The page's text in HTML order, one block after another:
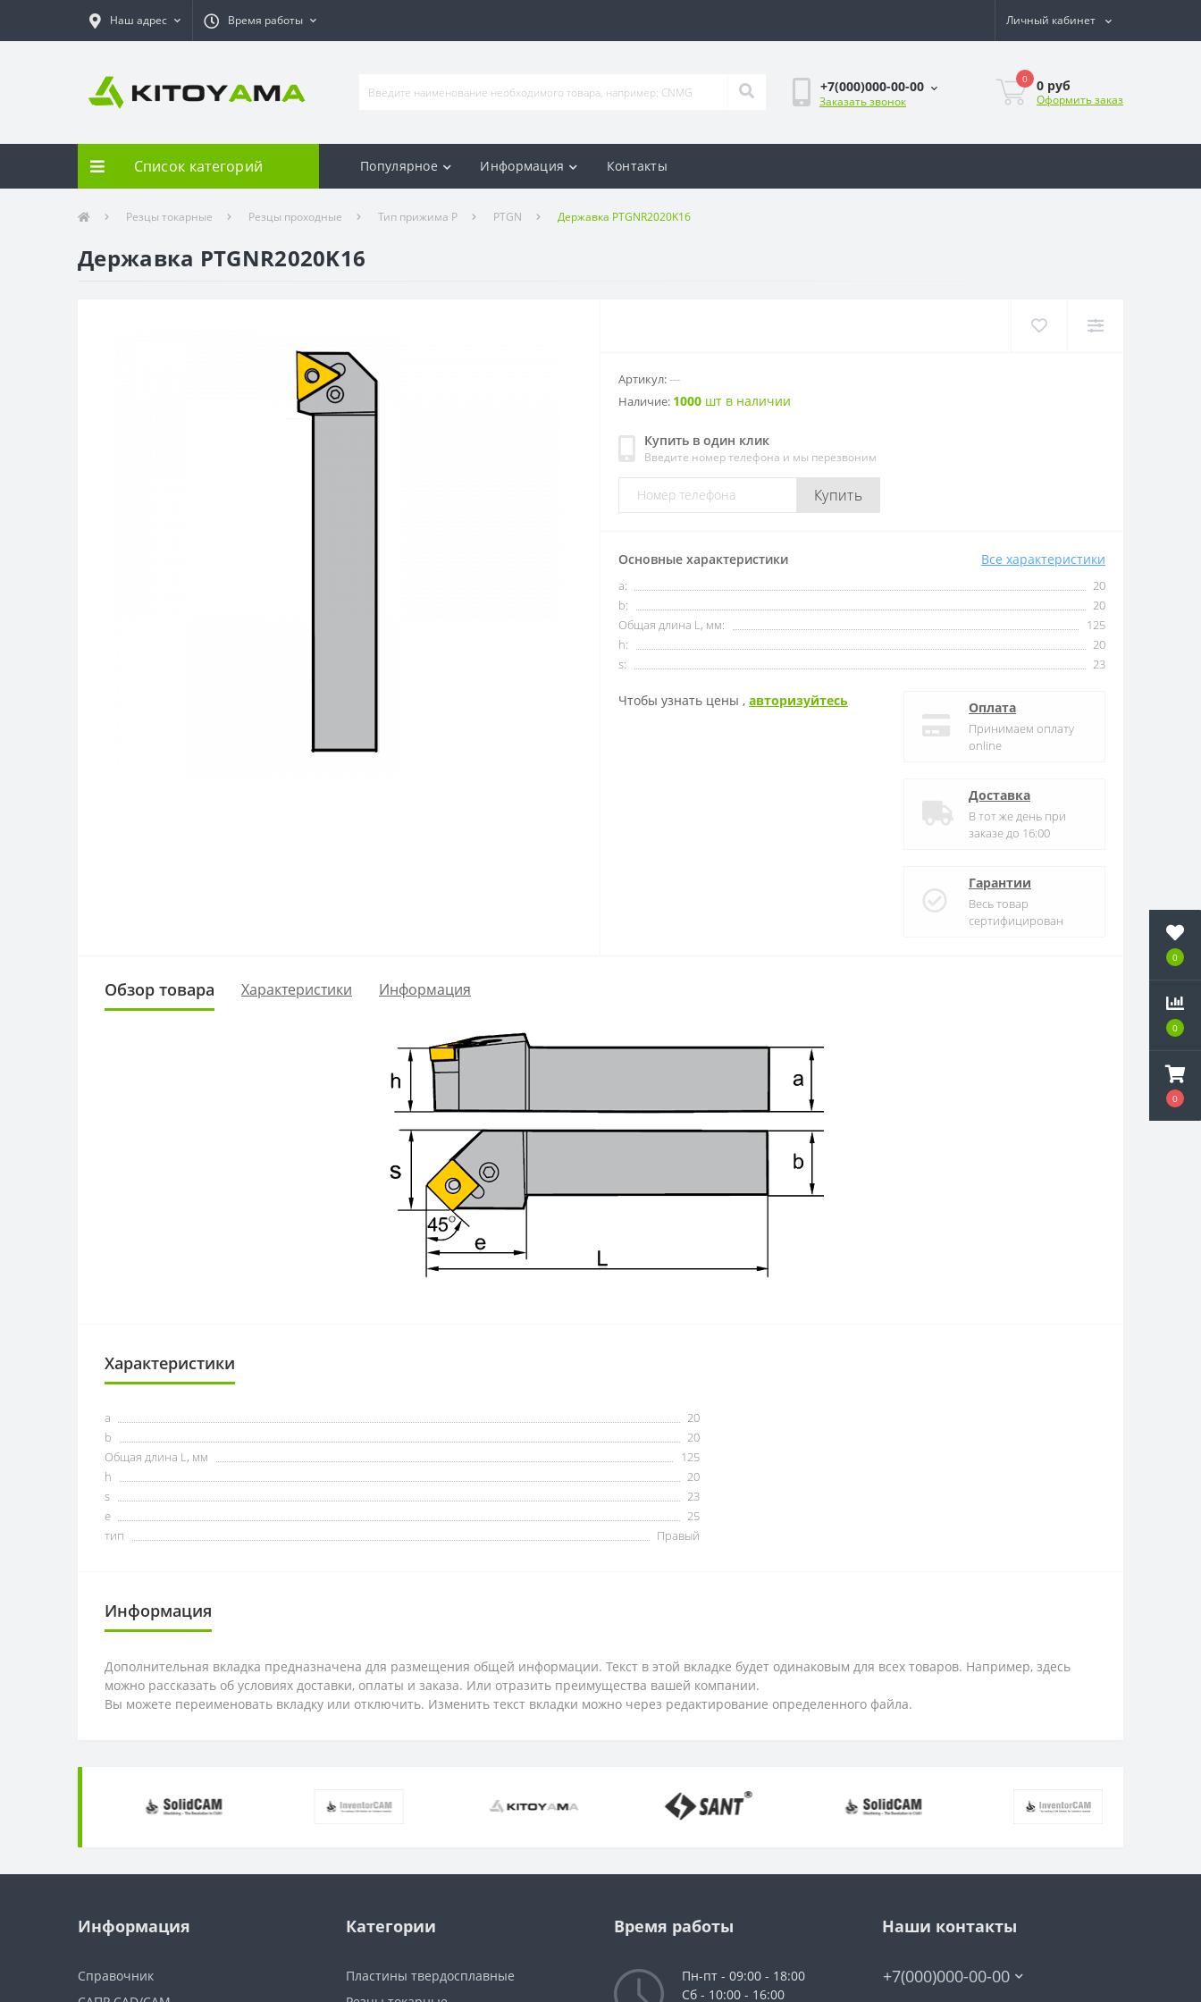
0
0
0
Наш адрес Время работы Личный кабинет
+7(000)000-00-00
Заказать звонок
0 0 руб
Оформить заказ
Список категорий Популярное Информация Контакты
Резцы токарные Резцы проходные Тип прижима P PTGN Державка PTGNR2020K16
Державка PTGNR2020K16
Артикул:---
Наличие: 1000 шт в наличии
Купить в один клик
Введите номер телефона и мы перезвоним
Купить
Основные характеристики Все характеристики
a:
20
b:
20
Общая длина L, мм:
125
h:
20
s:
23
Чтобы узнать цены , авторизуйтесь Оплата
Принимаем оплату
online
Доставка
В тот же день при
заказе до 16:00
Гарантии
Весь товар
сертифицирован
Обзор товара Характеристики Информация
Характеристики
a
20
b
20
Общая длина L, мм
125
h
20
s
23
e
25
тип
Правый
Информация
Дополнительная вкладка предназначена для размещения общей информации. Текст в этой вкладке будет одинаковым для всех товаров. Например, здесь
можно рассказать об условиях доставки, оплаты и заказа. Или отразить преимущества вашей компании.
Вы можете переименовать вкладку или отключить. Изменить текст вкладки можно через редактирование определенного файла.
Информация
Справочник
Категории
Пластины твердосплавные
Время работы
Пн-пт - 09:00 - 18:00
Сб - 10:00 - 16:00
Наши контакты
+7(000)000-00-00